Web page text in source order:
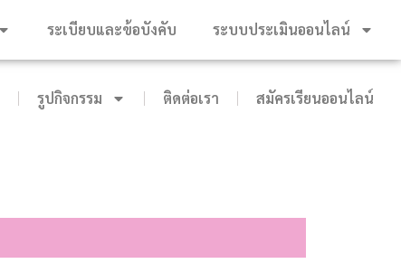
ระเบียบและข้อบังคับ ระบบประเมินออนไลน์
รูปกิจกรรม ติดต่อเรา สมัครเรียนออนไลน์